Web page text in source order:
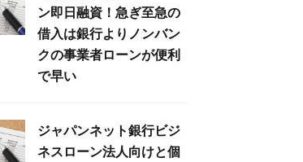
ン即日融資！急ぎ至急の
借入は銀行よりノンバン
クの事業者ローンが便利
で早い
ジャパンネット銀行ビジ
ネスローン法人向けと個